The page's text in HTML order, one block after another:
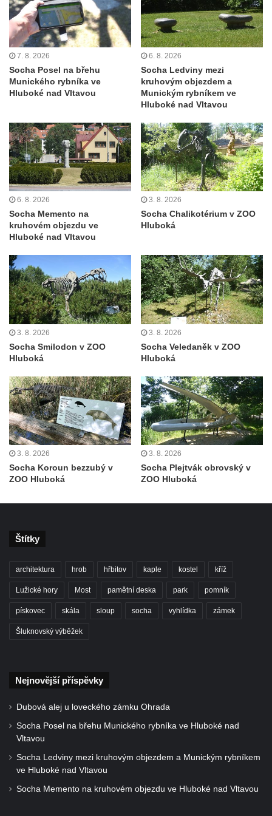
května v Rumburku
Pamětní deska Johanna Neumanna
severně od Tokáně
Obrázek svatého Huberta na buku svatého
Huberta
Obrázek svatého Jakuba na skále u cesty
východně od Srbské Kamenice
Busta Jana Amose Komenského na domě
čp. 37 v Račicích
Socha ležícího koně v Sadech
Československé armády v Teplicích
Socha Medvídě v Tierpark Chemnitz
Sochy Ležící žena v Tierpark Chemnitz
Sochy Ptáci v Tierpark Chemnitz
Socha Skupina jeřábů v Tierpark Chemnitz
Socha Panter v ZOO Leipzig
Socha Dívka s mušlí v ZOO Leipzig
Socha Tygr v ZOO Leipzig
Socha Atlet v ZOO Leipzig
Socha Marabu v ZOO Leipzig
Leipzig
Socha Iásón v ZOO Leipzig
Socha Mladý slon v ZOO Leipzig
Socha Býk v ZOO Dresden
Socha Uprchlý otrok bojuje s divokým psem
v ZOO Dresden
ZOO Dresden
– Hořín u Lužce nad Vltavou
Boží muka v parku před domem čp. 17 v
Hrobčicích
Sochy „Klaun a dívenka“ v parku v centru
Hrobčic
Socha svatého Antonína poustevníka v
Mirošovicích
Socha vodníka u požární nádrže v
7. 8. 2026
Socha Posel na břehu
Munického rybníka ve
Hluboké nad Vltavou
6. 8. 2026
Socha Ledviny mezi
kruhovým objezdem a
Munickým rybníkem ve
Hluboké nad Vltavou
6. 8. 2026
Socha Memento na
kruhovém objezdu ve
Hluboké nad Vltavou
3. 8. 2026
Socha Chalikotérium v ZOO
Hluboká
3. 8. 2026
Socha Smilodon v ZOO
Hluboká
3. 8. 2026
Socha Veledaněk v ZOO
Hluboká
3. 8. 2026
Socha Koroun bezzubý v
ZOO Hluboká
3. 8. 2026
Socha Plejtvák obrovský v
ZOO Hluboká
Štítky
architektura hrob hřbitov kaple kostel kříž
Lužické hory Most pamětní deska park pomník
pískovec skála sloup socha vyhlídka zámek
Šluknovský výběžek
Nejnovější příspěvky
Dubová alej u loveckého zámku Ohrada
Socha Posel na břehu Munického rybníka ve Hluboké nad
Vltavou
Socha Ledviny mezi kruhovým objezdem a Munickým rybníkem
ve Hluboké nad Vltavou
Socha Memento na kruhovém objezdu ve Hluboké nad Vltavou